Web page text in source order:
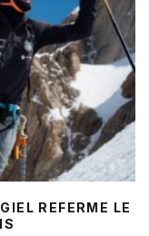
REFERME LE